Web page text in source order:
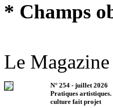
* Champs
Le Magazine
N° 254 - juillet 2026
Pratiques
culture fait projet